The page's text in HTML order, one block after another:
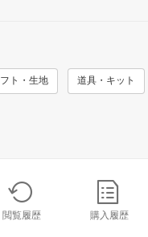
ト・生地 道具・キット
閲覧履歴 購入履歴